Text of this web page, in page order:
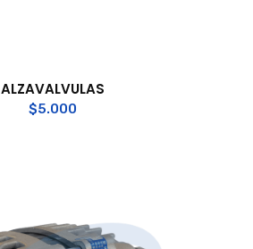
ALZAVALVULAS
$5.000